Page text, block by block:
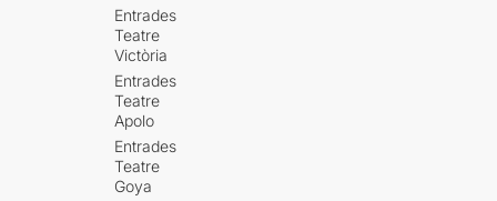
Entrades
Teatre
Victòria
Entrades
Teatre
Apolo
Entrades
Teatre
Goya